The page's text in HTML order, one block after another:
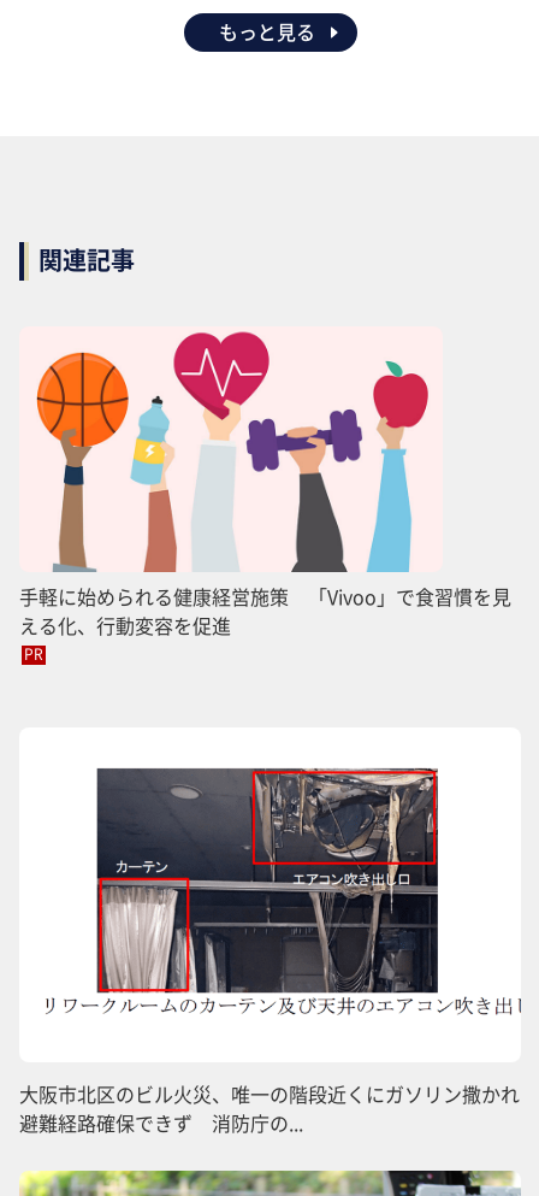
もっと見る
関連記事
手軽に始められる健康経営施策 「Vivoo」で食習慣を見
える化、行動変容を促進
PR
大阪市北区のビル火災、唯一の階段近くにガソリン撒かれ
避難経路確保できず 消防庁の...